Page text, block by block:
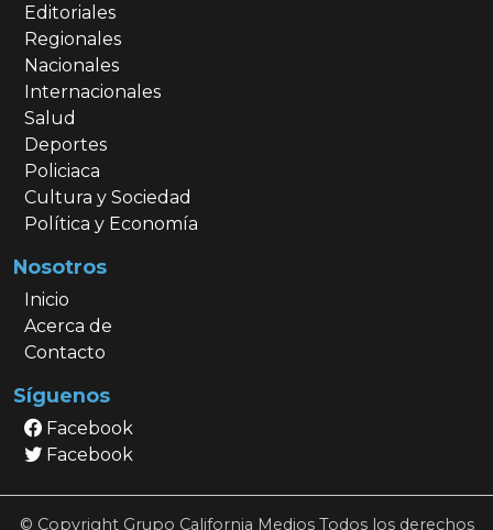
Editoriales
Regionales
Nacionales
Internacionales
Salud
Deportes
Policiaca
Cultura y Sociedad
Política y Economía
Nosotros
Inicio
Acerca de
Contacto
Síguenos
Facebook
Facebook
© Copyright Grupo California Medios Todos los derechos